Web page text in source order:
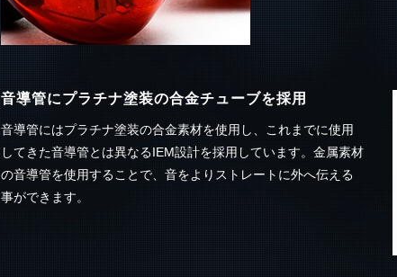
音導管にプラチナ塗装の合金チューブを採用
音導管にはプラチナ塗装の合金素材を使用し、これまでに使用
してきた音導管とは異なるIEM設計を採用しています。金属素材
の音導管を使用することで、音をよりストレートに外へ伝える
事ができます。